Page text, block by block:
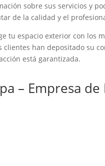
sobre sus servicios y
de la calidad y el
tu espacio exterior con los
clientes han depositado su
está garantizada.
– Empresa